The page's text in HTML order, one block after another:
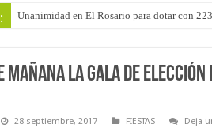
Arranca la reforma del CEIP San Isidro con
mañana la Gala de elección
28 septiembre, 2017 FIESTAS Deja